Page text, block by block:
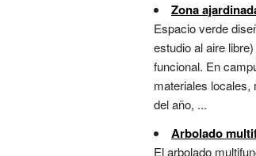
Zona
Espacio verde
estudio al aire
funcional. En
materiales locales,
del año, ...
Arbolado
El arbolado